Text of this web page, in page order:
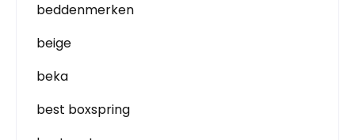
beddenmerken
beige
beka
best boxspring